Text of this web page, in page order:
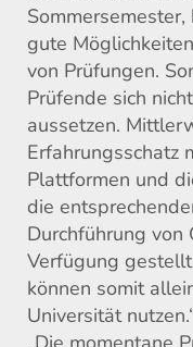
Sommersemester,
gute Möglichkeiten
von Prüfungen.
Prüfende sich
aussetzen.
Erfahrungsschatz
Plattformen und
die entsprechende
Durchführung von
Verfügung gestellt
können somit
Universität